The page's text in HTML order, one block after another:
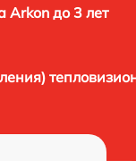
Arkon до 3 лет